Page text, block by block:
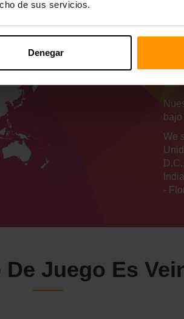
de sus servicios.
Denegar
We
-
De Juego Es